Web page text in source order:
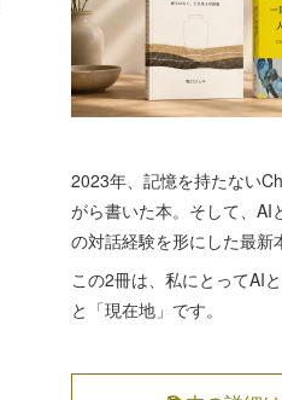
2023年、記憶を持たない
がら書いた本。そして、AI
の対話経験を形にした最新
この2冊は、私にとってAI
と「現在地」です。